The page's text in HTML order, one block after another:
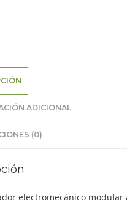
ADICIONAL
(0)
electromecánico